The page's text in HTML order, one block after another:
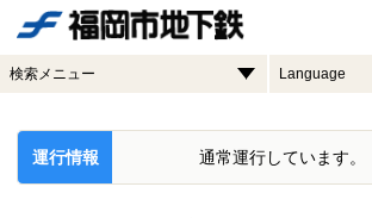
検索メニュー Language
運行情報 通常運行しています。